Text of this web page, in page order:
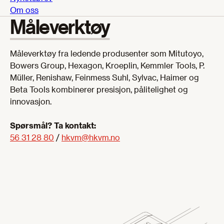
Om oss
Måleverktøy
Måleverktøy fra ledende produsenter som Mitutoyo,
Bowers Group, Hexagon, Kroeplin, Kemmler Tools, P.
Müller, Renishaw, Feinmess Suhl, Sylvac, Haimer og
Beta Tools kombinerer presisjon, pålitelighet og
innovasjon.
Spørsmål? Ta kontakt:
56 31 28 80 / hkvm@hkvm.no